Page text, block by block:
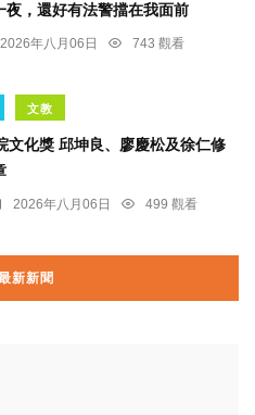
夜，還好有法警擋在我面前
2026年八月06日
743 觀看
文教
文化獎 邱坤良、廖慶松及徐仁修
2026年八月06日
499 觀看
新新聞